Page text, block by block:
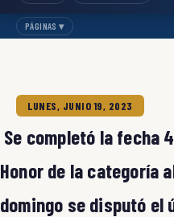
PÁGINAS ▾
LUNES, JUNIO 19, 2023
Se completó la fecha
Honor de la categoría
domingo se disputó el